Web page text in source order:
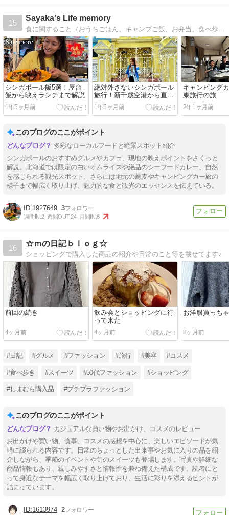
15
Sayaka's Life memory
食に関すること（おうちごはん、キャンプご飯、お弁当、食べ歩きの記録）から、日本文化の着物まで。ライフスタイルを日々発信しております。
シンガポール飯5選！屋台
飯から映えランチまで解説
1年5ヶ月前
絶対外さないシンガポール
旅行！新千歳空港から直行
便
1年5ヶ月前
キャンピング
東旅行の旅
2年1ヶ月前
このブログのここがポイント
多彩なローカルフードと絶景スポット紹介
シンガポールのおすすめグルメやカフェ、現地の映えポイントをさくっと
解説。北海道では限定の白いオムライスや絶品のシーフードカレー、自然
を感じられる観光スポット、さらには地元の蕎麦やキャンピングカー旅の
様子まで幅広く取り上げ、魅力的な食と観光のエッセンスを伝えている。
1927649 3
週間IN:2 週間OUT:24 月間IN:6
16
☆ｍの日記ｂｌｏｇ☆
ショッピングで購入した商品の紹介や日常のこと等を載せてます♪
前回の続き
4ヶ月前
飲み会とショッピングに行
って来た
4ヶ月前
お洋服買っち
8ヶ月前
#日記 #グルメ #ファッション #旅行 #美容 #コスメ
#食べ歩き #スイーツ #50代ファッション #ショッピング
#しまむら購入品 #プチプラファッション
このブログのここがポイント
カジュアルな買い物やお出かけ、コスメのレビュー
お出かけや買い物、食事、コスメの感想を中心に、楽しいエピソードが気
軽に綴られる内容です。日常のちょっとした出来事やお気に入りの品を紹
介しながら、季節のイベントや旬のスイーツも登場します。写真や詳細な
商品情報もあり、親しみやすさと情報性を兼ね備えた構成です。読者にと
って身近なテーマを幅広く取り上げており、生活に彩りを添えるヒントが
詰まっています。
1613974 2